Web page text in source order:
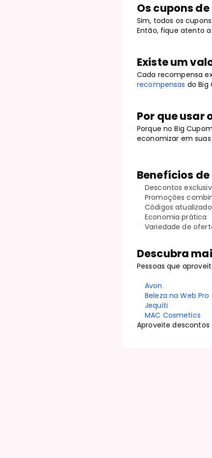
Os cupons
Sim, todos os
Então, fique atento
Existe um
Cada recompensa
recompensas do Big
Por que usar
Porque no Big
economizar em
Benefícios
Descontos
Promoções
Códigos
Economia prática
Variedade de
Descubra
Pessoas que
Avon
Beleza na Web Pro
Jequiti
MAC Cosmetics
Aproveite